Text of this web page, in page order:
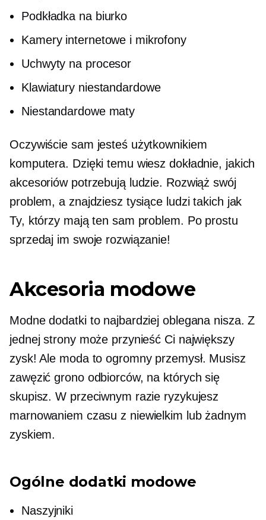
Podkładka na biurko
Kamery internetowe i mikrofony
Uchwyty na procesor
Klawiatury niestandardowe
Niestandardowe maty
Oczywiście sam jesteś użytkownikiem
komputera. Dzięki temu wiesz dokładnie, jakich
akcesoriów potrzebują ludzie. Rozwiąż swój
problem, a znajdziesz tysiące ludzi takich jak
Ty, którzy mają ten sam problem. Po prostu
sprzedaj im swoje rozwiązanie!
Akcesoria modowe
Modne dodatki to najbardziej oblegana nisza. Z
jednej strony może przynieść Ci największy
zysk! Ale moda to ogromny przemysł. Musisz
zawęzić grono odbiorców, na których się
skupisz. W przeciwnym razie ryzykujesz
marnowaniem czasu z niewielkim lub żadnym
zyskiem.
Ogólne dodatki modowe
Naszyjniki